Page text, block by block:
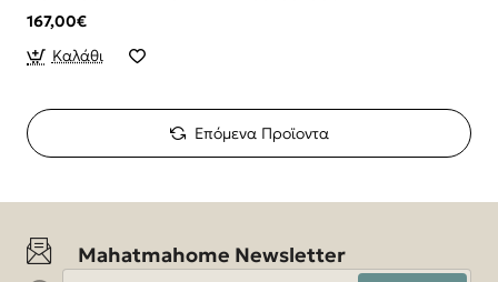
167,00€
Καλάθι
Επόμενα Προϊοντα
Mahatmahome Newsletter